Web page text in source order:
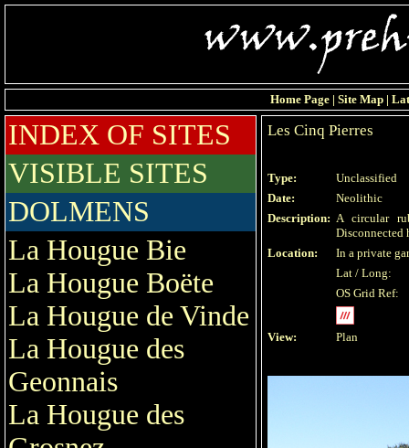
Home Page | Site Map |
INDEX OF SITES
VISIBLE SITES
DOLMENS
La Hougue Bie
La Hougue Boëte
La Hougue de Vinde
La Hougue des
Geonnais
La Hougue des
Les Cinq Pierres
Type:
Unclassified
Date:
Neolithic
Description: A circular
Disconnected
Location:
In a private
Lat / Long:
OS Grid Ref:
View: Plan